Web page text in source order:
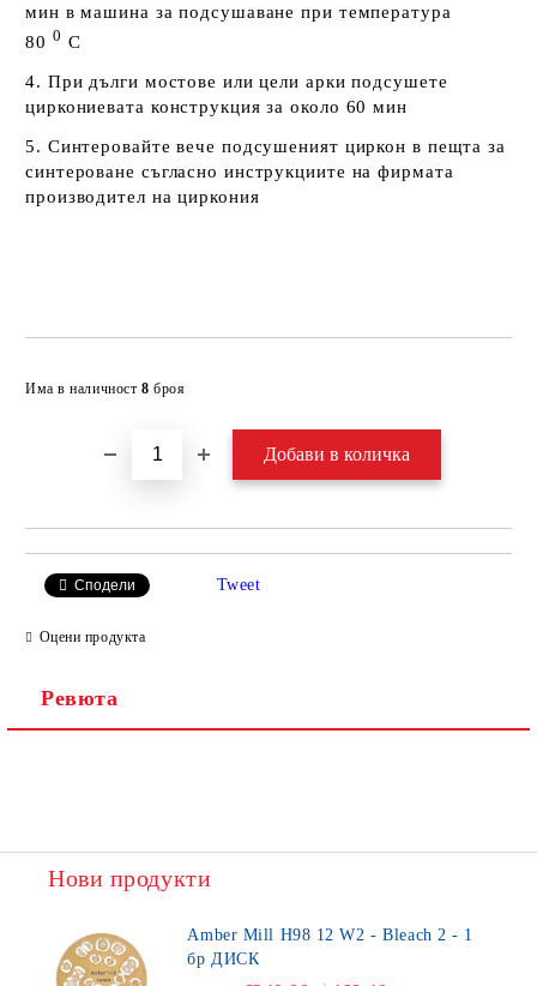
мин в машина за подсушаване при температура
80 0 С
4. При дълги мостове или цели арки подсушете
циркониевата конструкция за около 60 мин
5. Синтеровайте вече подсушеният циркон в пещта за
синтероване съгласно инструкциите на фирмата
производител на циркония
Има в наличност 8 броя
Сподели Tweet
Оцени продукта
Ревюта
Нови продукти
Amber Mill H98 12 W2 - Bleach 2 - 1
бр ДИСК